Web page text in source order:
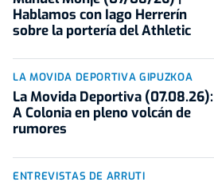
Hablamos con Iago Herrerín
sobre la portería del Athletic
LA MOVIDA DEPORTIVA GIPUZKOA
La Movida Deportiva (07.08.26):
A Colonia en pleno volcán de
rumores
ENTREVISTAS DE ARRUTI